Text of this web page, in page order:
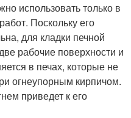
использовать только в
Поскольку его
для кладки печной
рабочие поверхности и
в печах, которые не
огнеупорным кирпичом.
приведет к его